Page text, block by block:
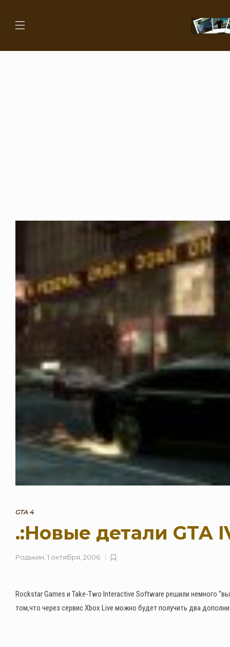
GTA 4
.:Новые детали GTA
Родькин 1 октября, 2006
Rockstar Games и Take-Two Interactive Software решили немного
том,что через сервис Xbox Live можно будет получить два